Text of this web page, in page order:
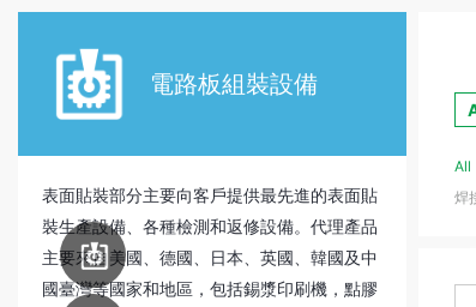
電路板組裝設備
表面貼裝部分主要向客戶提供最先進的表面貼
裝生產設備、各種檢測和返修設備。代理產品
主要來自美國、德國、日本、英國、韓國及中
國臺灣等國家和地區，包括錫漿印刷機，點膠
All
焊
電路板組裝設備